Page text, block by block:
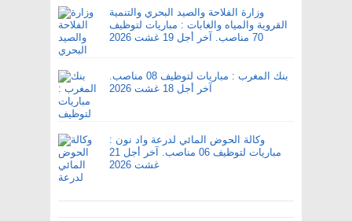
وزارة الفلاحة والصيد البحري والتنمية
القروية والمياه والغابات : مباريات لتوظيف
70 مناصب. آخر أجل 19 غشت 2026
بنك المغرب : مباريات لتوظيف 08 مناصب.
آخر أجل 18 غشت 2026
وكالة الحوض المائي لدرعة واد نون :
مباريات لتوظيف 06 مناصب. آخر أجل 21
غشت 2026